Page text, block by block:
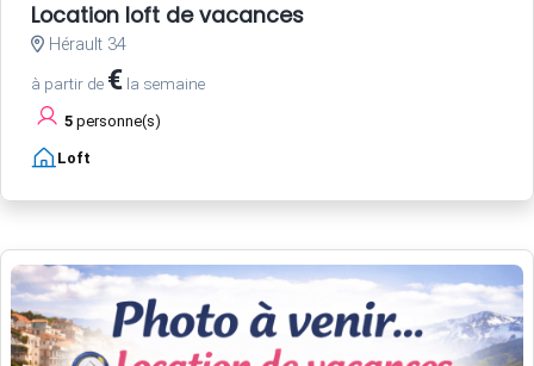
Location loft de vacances
Hérault 34
à partir de € la semaine
5 personne(s)
Loft